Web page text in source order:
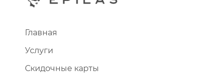
Главная
Услуги
Скидочные карты